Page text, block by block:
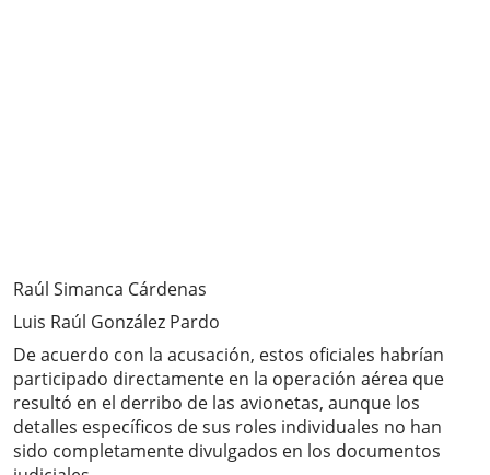
Raúl Simanca Cárdenas
Luis Raúl González Pardo
De acuerdo con la acusación, estos oficiales habrían
participado directamente en la operación aérea que
resultó en el derribo de las avionetas, aunque los
detalles específicos de sus roles individuales no han
sido completamente divulgados en los documentos